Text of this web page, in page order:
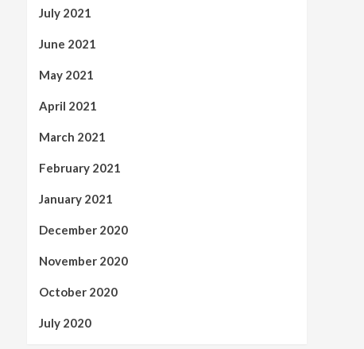
July 2021
June 2021
May 2021
April 2021
March 2021
February 2021
January 2021
December 2020
November 2020
October 2020
July 2020